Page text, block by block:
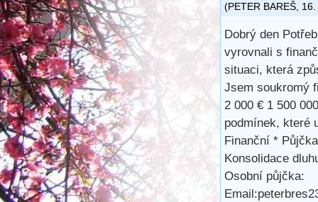
(PETER BAREŠ
Dobrý den
vyrovnali s
situaci, která
Jsem soukromý
2 000 € 1 500
podmínek, které
Finanční *
Konsolidace
Osobní půjčka: